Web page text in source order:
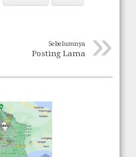
»
Sebelumnya
Posting Lama